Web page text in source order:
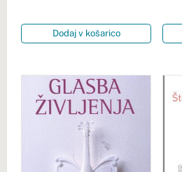
Dodaj v košarico